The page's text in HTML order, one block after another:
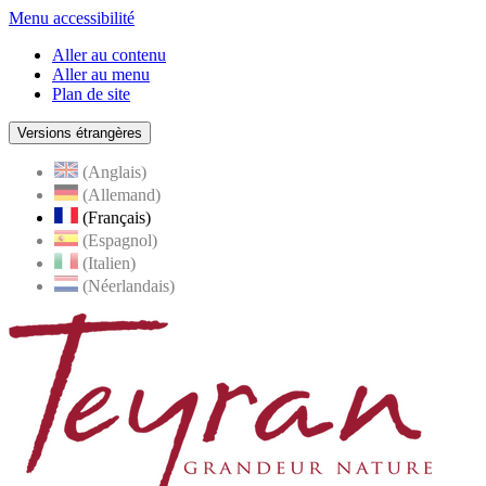
Menu accessibilité
Aller au contenu
Aller au menu
Plan de site
Versions étrangères
(Anglais)
(Allemand)
(Français)
(Espagnol)
(Italien)
(Néerlandais)